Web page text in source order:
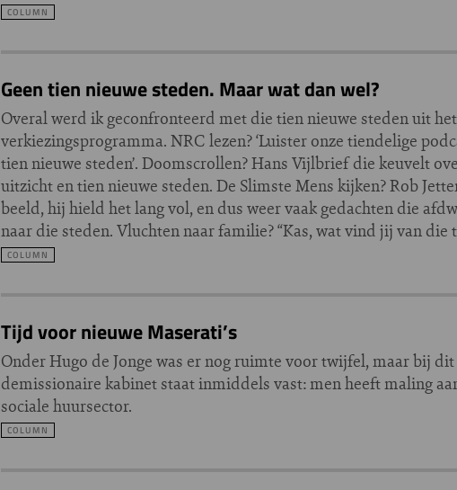
COLUMN
Geen tien nieuwe steden. Maar wat dan wel?
Overal werd ik geconfronteerd met die tien nieuwe steden uit
verkiezingsprogramma. NRC lezen? ‘Luister onze tiendelige
tien nieuwe steden’. Doomscrollen? Hans Vijlbrief die keuvelt
uitzicht en tien nieuwe steden. De Slimste Mens kijken? Rob
beeld, hij hield het lang vol, en dus weer vaak gedachten die
naar die steden. Vluchten naar familie? “Kas, wat vind jij van die
COLUMN
Tijd voor nieuwe Maserati’s
Onder Hugo de Jonge was er nog ruimte voor twijfel, maar bij dit
demissionaire kabinet staat inmiddels vast: men heeft maling
sociale huursector.
COLUMN